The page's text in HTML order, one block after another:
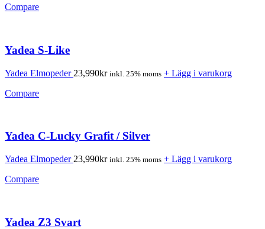
Compare
Yadea S-Like
Yadea Elmopeder 23,990kr inkl. 25% moms + Lägg i varukorg
Compare
Yadea C-Lucky Grafit / Silver
Yadea Elmopeder 23,990kr inkl. 25% moms + Lägg i varukorg
Compare
Yadea Z3 Svart